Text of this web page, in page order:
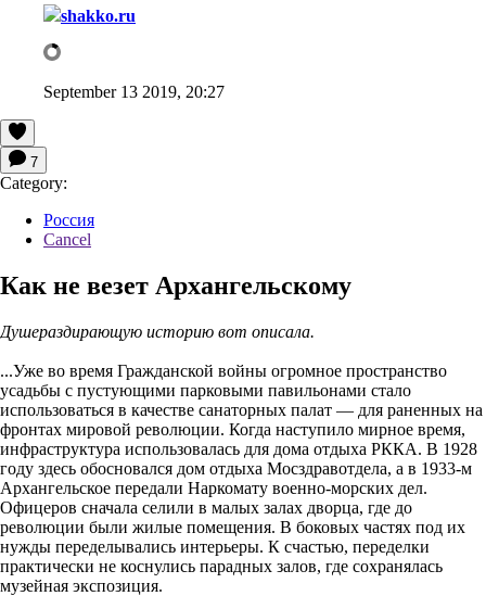
shakko.ru
September 13 2019, 20:27
7
Category:
Россия
Cancel
Как не везет Архангельскому
Душераздирающую историю вот описала.
...Уже во время Гражданской войны огромное пространство
усадьбы с пустующими парковыми павильонами стало
использоваться в качестве санаторных палат — для раненных на
фронтах мировой революции. Когда наступило мирное время,
инфраструктура использовалась для дома отдыха РККА. В 1928
году здесь обосновался дом отдыха Мосздравотдела, а в 1933-м
Архангельское передали Наркомату военно-морских дел.
Офицеров сначала селили в малых залах дворца, где до
революции были жилые помещения. В боковых частях под их
нужды переделывались интерьеры. К счастью, переделки
практически не коснулись парадных залов, где сохранялась
музейная экспозиция.